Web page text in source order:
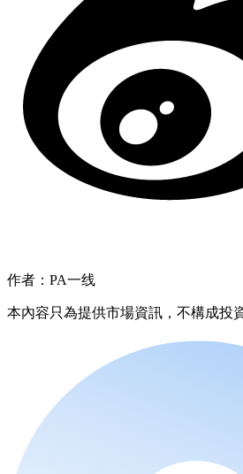
作者：PA一线
本內容只為提供市場資訊，不構成投